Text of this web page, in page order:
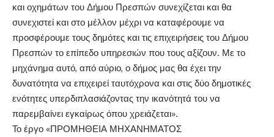
και οχημάτων του Δήμου Πρεσπών συνεχίζεται και θα
συνεχιστεί και στο μέλλον μέχρι να καταφέρουμε να
προσφέρουμε τους δημότες και τις επιχειρήσεις του Δήμου
Πρεσπών το επίπεδο υπηρεσιών που τους αξίζουν. Με το
μηχάνημα αυτό, από αύριο, ο δήμος μας θα έχει την
δυνατότητα να επιχειρεί ταυτόχρονα και στις δύο δημοτικές
ενότητες υπερδιπλασιάζοντας την ικανότητά του να
παρεμβαίνει εγκαίρως όπου χρειάζεται».
Το έργο «ΠΡΟΜΗΘΕΙΑ ΜΗΧΑΝΗΜΑΤΟΣ